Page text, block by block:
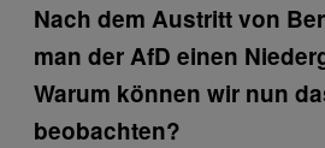
Nach dem Austritt von
man der AfD einen
Warum können wir nun
beobachten?